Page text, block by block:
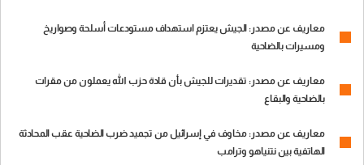
معاريف عن مصدر: الجيش يعتزم استهداف مستودعات أسلحة وصواريخ
ومسيرات بالضاحية
معاريف عن مصدر: تقديرات للجيش بأن قادة حزب الله يعملون من مقرات
بالضاحية والبقاع
معاريف عن مصدر: مخاوف في إسرائيل من تجميد ضرب الضاحية عقب المحادثة
الهاتفية بين نتنياهو وترامب